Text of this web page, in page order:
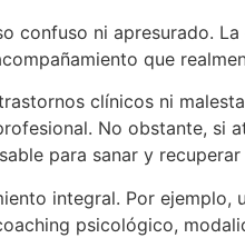
ni apresurado.
que
clínicos ni
No obstante, si
para sanar y
integral. Por ejemplo,
psicológico,